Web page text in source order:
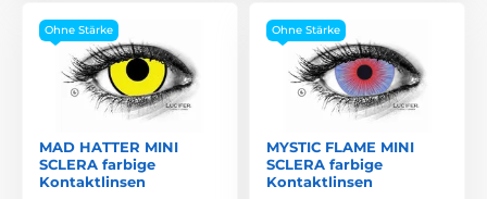
Ohne Stärke
MAD HATTER MINI
SCLERA farbige
Kontaktlinsen
Ohne Stärke
MYSTIC FLAME MINI
SCLERA farbige
Kontaktlinsen